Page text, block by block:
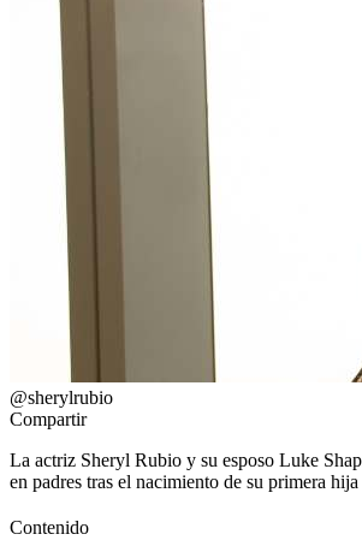
@sherylrubio
Compartir
La actriz Sheryl Rubio y su esposo Luke
en padres tras el nacimiento de su primera
Contenido